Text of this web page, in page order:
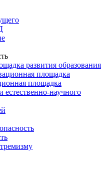
развития образования
площадка
площадка
естественно-научного